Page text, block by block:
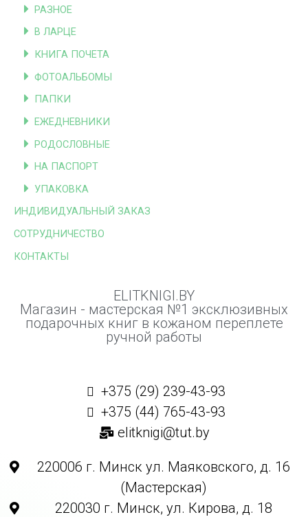
РАЗНОЕ
В ЛАРЦЕ
КНИГА ПОЧЕТА
ФОТОАЛЬБОМЫ
ПАПКИ
ЕЖЕДНЕВНИКИ
РОДОСЛОВНЫЕ
НА ПАСПОРТ
УПАКОВКА
ИНДИВИДУАЛЬНЫЙ ЗАКАЗ
СОТРУДНИЧЕСТВО
КОНТАКТЫ
ELITKNIGI.BY
Магазин - мастерская №1 эксклюзивных
подарочных книг в кожаном переплете
ручной работы
+375 (29) 239-43-93
+375 (44) 765-43-93
elitknigi@tut.by
220006 г. Минск ул. Маяковского, д. 16
(Мастерская)
220030 г. Минск, ул. Кирова, д. 18